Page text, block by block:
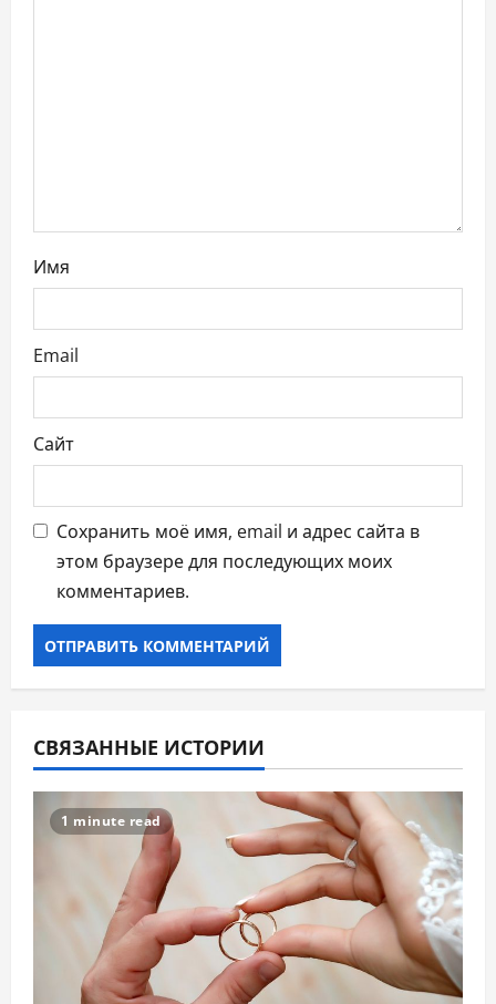
с
я
м
Имя
Email
Сайт
Сохранить моё имя, email и адрес сайта в
этом браузере для последующих моих
комментариев.
СВЯЗАННЫЕ ИСТОРИИ
1 minute read